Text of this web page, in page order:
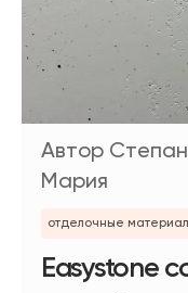
Автор
Мария
отделочные
Easystone